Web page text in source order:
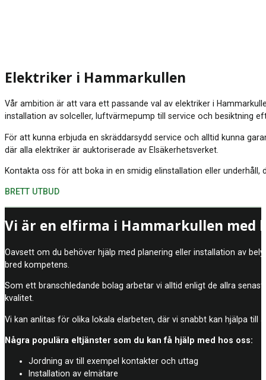
Elektriker i Hammarkullen
Vår ambition är att vara ett passande val av elektriker i
installation av solceller, luftvärmepump till service och besiktning
För att kunna erbjuda en skräddarsydd service och alltid kunna
där alla elektriker är auktoriserade av Elsäkerhetsverket.
Kontakta oss för att boka in en smidig elinstallation eller
BRETT UTBUD
Vi är en elfirma i Hammarkullen med
Oavsett om du behöver hjälp med planering eller installation av
bred kompetens.
Som ett branschledande bolag arbetar vi alltid enligt de allra
kvalitet.
Vi kan anlitas för olika lokala elarbeten, där vi snabbt kan hjälpa
Några populära eltjänster som du kan få hjälp med hos oss:
Jordning av till exempel kontakter och uttag
Installation av elmätare